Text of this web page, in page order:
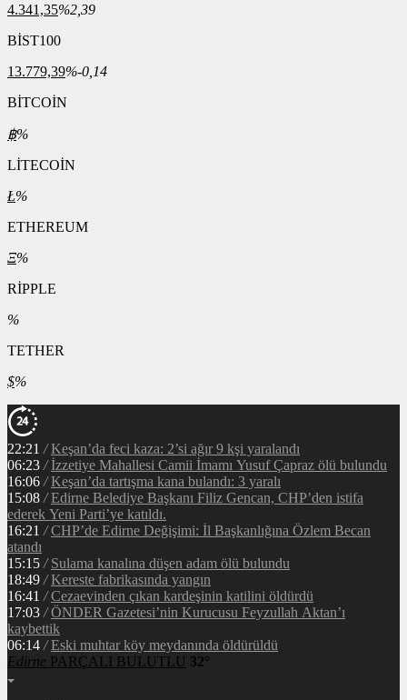
4.341,35%2,39
BİST100
13.779,39%-0,14
BİTCOİN
฿%
LİTECOİN
Ł%
ETHEREUM
Ξ%
RİPPLE
%
TETHER
$%
22:21 / Keşan’da feci kaza: 2’si ağır 9 kşi yaralandı
06:23 / İzzetiye Mahallesi Camii İmamı Yusuf Çapraz ölü bulundu
16:06 / Keşan’da tartışma kana bulandı: 3 yaralı
15:08 / Edirne Belediye Başkanı Filiz Gencan, CHP’den istifa
ederek Yeni Parti’ye katıldı.
16:21 / CHP’de Edirne Değişimi: İl Başkanlığına Özlem Becan
atandı
15:15 / Sulama kanalına düşen adam ölü bulundu
18:49 / Kereste fabrikasında yangın
16:41 / Cezaevinden çıkan kardeşinin katilini öldürdü
17:03 / ÖNDER Gazetesi’nin Kurucusu Feyzullah Aktan’ı
kaybettik
06:14 / Eski muhtar köy meydanında öldürüldü
Edirne PARÇALI BULUTLU 32°